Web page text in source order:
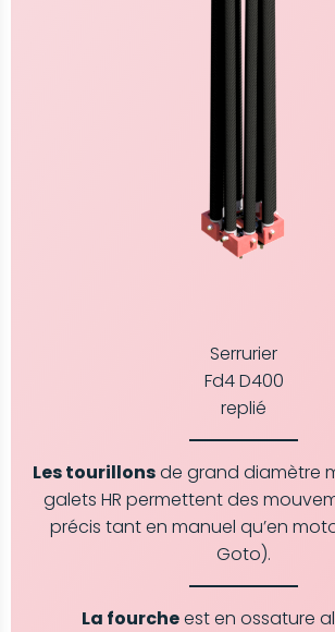
Serrurier
Fd4 D400
replié
Les tourillonsde grand diamètre
galets HR permettent des
précis tant en manuel qu’en
Goto).
La fourcheest en ossature